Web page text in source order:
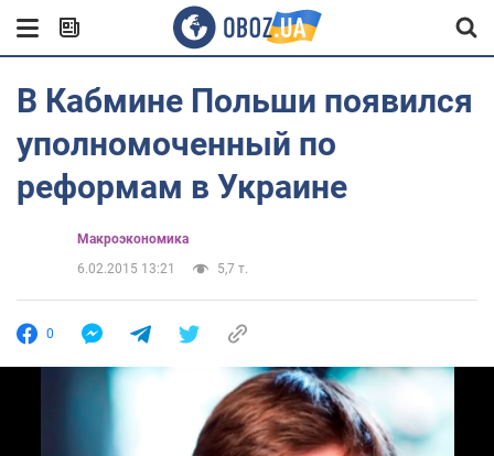
В Кабмине Польши появился
уполномоченный по
реформам в Украине
Mакроэкономика
6.02.2015 13:21
5,7 т.
0